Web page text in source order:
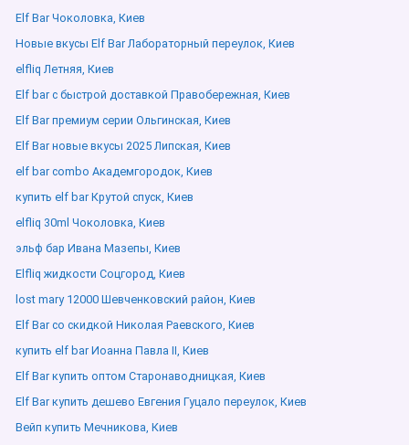
Elf Bar Чоколовка, Киев
Новые вкусы Elf Bar Лабораторный переулок, Киев
elfliq Летняя, Киев
Elf bar с быстрой доставкой Правобережная, Киев
Elf Bar премиум серии Ольгинская, Киев
Elf Bar новые вкусы 2025 Липская, Киев
elf bar combo Академгородок, Киев
купить elf bar Крутой спуск, Киев
elfliq 30ml Чоколовка, Киев
эльф бар Ивана Мазепы, Киев
Elfliq жидкости Соцгород, Киев
lost mary 12000 Шевченковский район, Киев
Elf Bar со скидкой Николая Раевского, Киев
купить elf bar Иоанна Павла ІІ, Киев
Elf Bar купить оптом Старонаводницкая, Киев
Elf Bar купить дешево Евгения Гуцало переулок, Киев
Вейп купить Мечникова, Киев